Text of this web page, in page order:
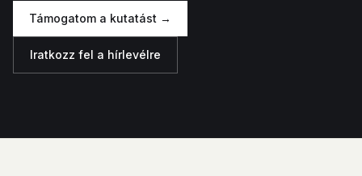
Támogatom a kutatást →
Iratkozz fel a hírlevélre